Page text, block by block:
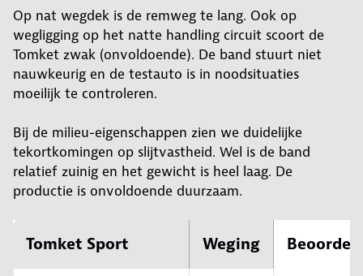
Op nat wegdek is de remweg te lang. Ook op
wegligging op het natte handling circuit scoort de
Tomket zwak (onvoldoende). De band stuurt niet
nauwkeurig en de testauto is in noodsituaties
moeilijk te controleren.
Bij de milieu-eigenschappen zien we duidelijke
tekortkomingen op slijtvastheid. Wel is de band
relatief zuinig en het gewicht is heel laag. De
productie is onvoldoende duurzaam.
Tomket Sport Weging